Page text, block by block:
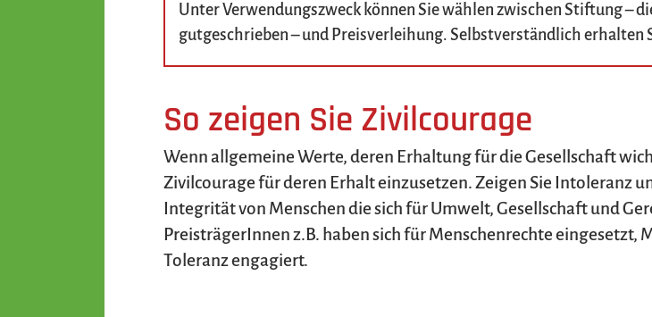
Unter Verwendungszweck können Sie wählen zwischen Stiftung –
gutgeschrieben – und Preisverleihung. Selbstverständlich erhalten
So zeigen Sie Zivilcourage
Wenn allgemeine Werte, deren Erhaltung für die Gesellschaft
Zivilcourage für deren Erhalt einzusetzen. Zeigen Sie Intoleranz
Integrität von Menschen die sich für Umwelt, Gesellschaft und
PreisträgerInnen z.B. haben sich für Menschenrechte
Toleranz engagiert.